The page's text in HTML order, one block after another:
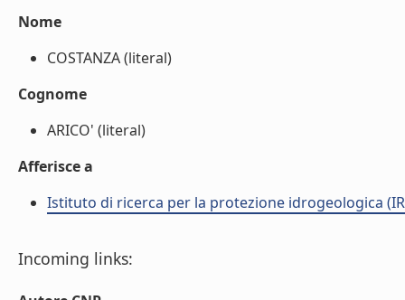
Nome
COSTANZA (literal)
Cognome
ARICO' (literal)
Afferisce a
Istituto di ricerca per la protezione idrogeologica
Incoming links: